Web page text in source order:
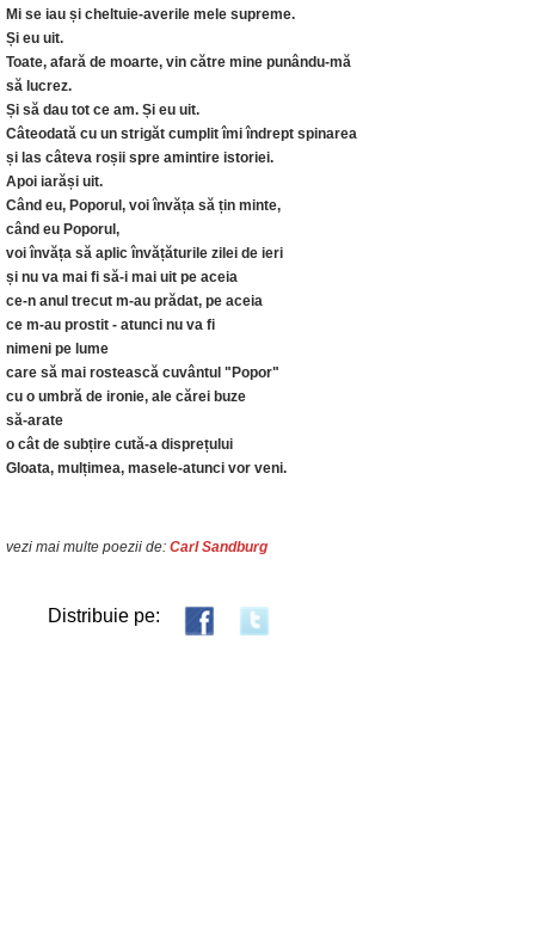
Mi se iau și cheltuie-averile mele supreme.
Și eu uit.
Toate, afară de moarte, vin către mine punându-mă
să lucrez.
Și să dau tot ce am. Și eu uit.
Câteodată cu un strigăt cumplit îmi îndrept spinarea
și las câteva roșii spre amintire istoriei.
Apoi iarăși uit.
Când eu, Poporul, voi învăța să țin minte,
când eu Poporul,
voi învăța să aplic învățăturile zilei de ieri
și nu va mai fi să-i mai uit pe aceia
ce-n anul trecut m-au prădat, pe aceia
ce m-au prostit - atunci nu va fi
nimeni pe lume
care să mai rostească cuvântul "Popor"
cu o umbră de ironie, ale cărei buze
să-arate
o cât de subțire cută-a disprețului
Gloata, mulțimea, masele-atunci vor veni.
vezi mai multe poezii de: Carl Sandburg
Distribuie pe: